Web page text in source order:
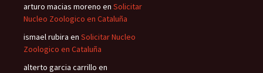
arturo macias moreno en Solicitar
Nucleo Zoologico en Cataluña
ismael rubira en Solicitar Nucleo
Zoologico en Cataluña
alterto garcia carrillo en